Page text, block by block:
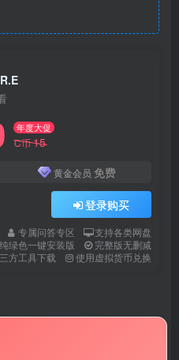
年度大促
C币15
黄金会员 免费
登录购买
专属问答专区
支持各类网盘
纯绿色一键安装版
完整版无删减
方工具下载
使用虚拟货币兑换